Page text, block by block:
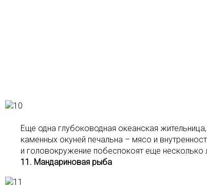
Еще одна глубоководная океанская
каменных окуней печальна – мясо и
и головокружение побеспокоят еще несколько
11. Мандариновая рыба